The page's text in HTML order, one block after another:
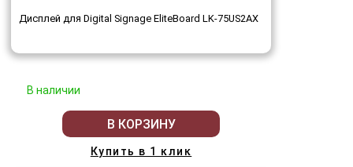
Дисплей для Digital Signage EliteBoard LK-75US2AX
В наличии
В КОРЗИНУ
Купить в 1 клик